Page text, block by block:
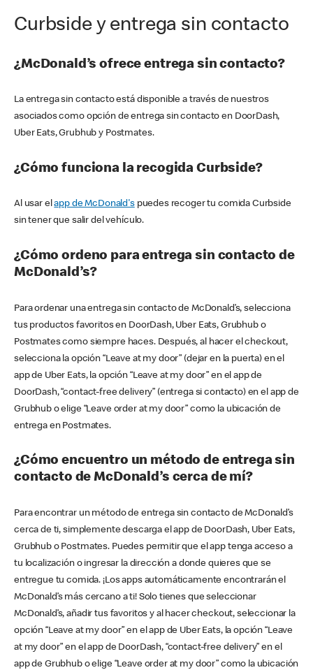
Curbside y entrega sin contacto
¿McDonald’s ofrece entrega sin contacto?
La entrega sin contacto está disponible a través de nuestros
asociados como opción de entrega sin contacto en DoorDash,
Uber Eats, Grubhub y Postmates.
¿Cómo funciona la recogida Curbside?
Al usar elapp de McDonald'spuedes recoger tu comida Curbside
sin tener que salir del vehículo.
¿Cómo ordeno para entrega sin contacto de
McDonald’s?
Para ordenar una entrega sin contacto de McDonald’s, selecciona
tus productos favoritos en DoorDash, Uber Eats, Grubhub o
Postmates como siempre haces. Después, al hacer el checkout,
selecciona la opción “Leave at my door” (dejar en la puerta) en el
app de Uber Eats, la opción “Leave at my door” en el app de
DoorDash, “contact-free delivery” (entrega si contacto) en el app de
Grubhub o elige “Leave order at my door” como la ubicación de
entrega en Postmates.
¿Cómo encuentro un método de entrega sin
contacto de McDonald’s cerca de mí?
Para encontrar un método de entrega sin contacto de McDonald’s
cerca de ti, simplemente descarga el app de DoorDash, Uber Eats,
Grubhub o Postmates. Puedes permitir que el app tenga acceso a
tu localización o ingresar la dirección a donde quieres que se
entregue tu comida. ¡Los apps automáticamente encontrarán el
McDonald’s más cercano a ti! Solo tienes que seleccionar
McDonald’s, añadir tus favoritos y al hacer checkout, seleccionar la
opción “Leave at my door” en el app de Uber Eats, la opción “Leave
at my door” en el app de DoorDash, “contact-free delivery” en el
app de Grubhub o elige “Leave order at my door” como la ubicación